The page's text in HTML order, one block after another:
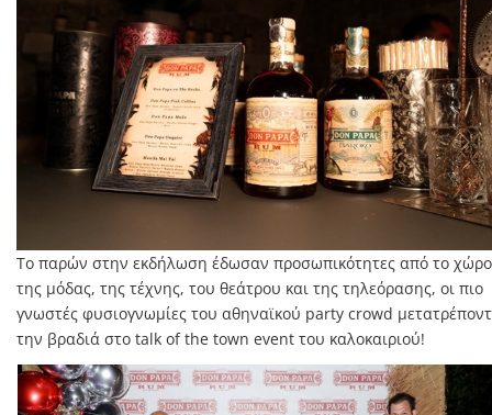
Το παρών στην εκδήλωση έδωσαν προσωπικότητες από το χώρο
της μόδας, της τέχνης, του θεάτρου και της τηλεόρασης, οι πιο
γνωστές φυσιογνωμίες του αθηναϊκού party crowd
την βραδιά στο talk of the town event του καλοκαιριού!